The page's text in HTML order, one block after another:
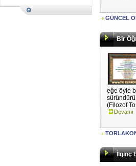
GÜNCEL
Bir
eğe öyle
(Filozof
Devamı
İlginç